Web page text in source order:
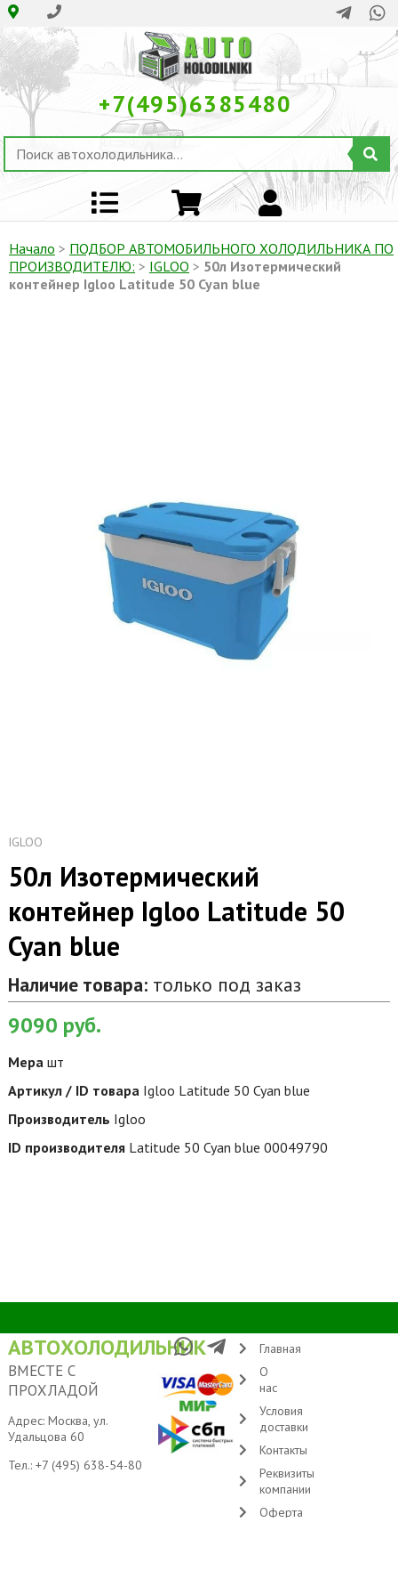
+7(495)6385480
Начало > ПОДБОР АВТОМОБИЛЬНОГО ХОЛОДИЛЬНИКА ПO
ПРОИЗВОДИТЕЛЮ: > IGLOO > 50л Изотермический
контейнер Igloo Latitude 50 Cyan blue
IGLOO
50л Изотермический
контейнер Igloo Latitude 50
Cyan blue
Наличие товара:только под заказ
9090 руб.
Мера шт
Артикул / ID товара Igloo Latitude 50 Cyan blue
Производитель Igloo
ID производителя Latitude 50 Cyan blue 00049790
АВТОХОЛОДИЛЬНИК
ВМЕСТЕ С
ПРОХЛАДОЙ
Адрес: Москва, ул.
Удальцова 60
Тел.: +7 (495) 638-54-80
Главная
О
нас
Условия
доставки
Контакты
Реквизиты
компании
Оферта